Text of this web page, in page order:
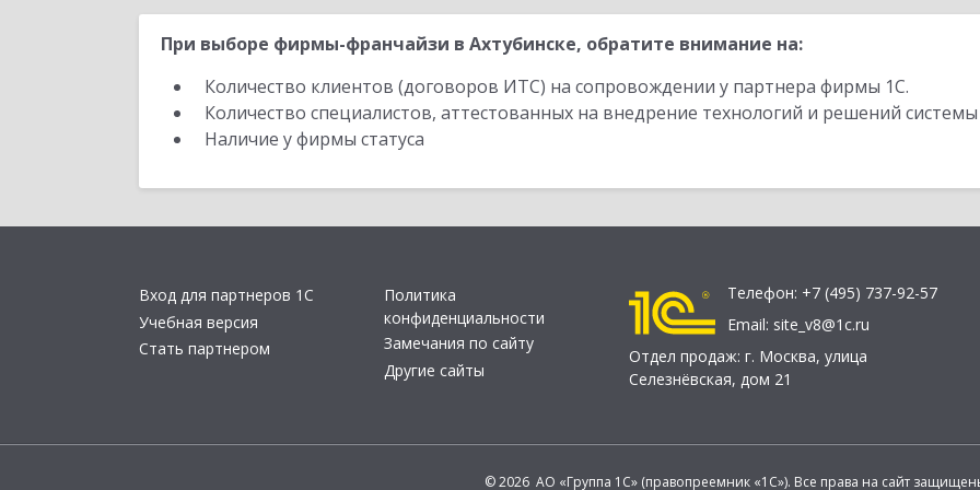
При выборе фирмы-франчайзи в Ахтубинске, обратите внимание на:
Количество клиентов (договоров ИТС) на сопровождении у партнера фирмы 1С.
Количество специалистов, аттестованных на внедрение технологий и решений
Наличие у фирмы статуса
Вход для партнеров 1С
Учебная версия
Стать партнером
Политика
конфиденциальности
Замечания по сайту
Другие сайты
Телефон: +7 (495) 737-92-57
Email: site_v8@1c.ru
Отдел продаж: г. Москва, улица
Селезнёвская, дом 21
© 2026 АО «Группа 1С» (правопреемник «1С»). Все права на сайт